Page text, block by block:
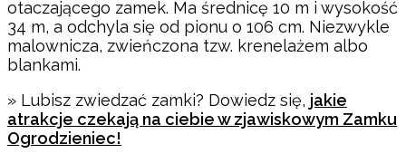
otaczającego zamek. Ma średnicę 10 m i wysokość
34 m, a odchyla się od pionu o 106 cm. Niezwykle
malownicza, zwieńczona tzw. krenelażem albo
blankami.
» Lubisz zwiedzać zamki? Dowiedz się, jakie
atrakcje czekają na ciebie w zjawiskowym Zamku
Ogrodzieniec!